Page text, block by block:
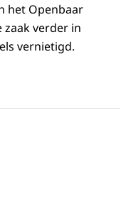
het Openbaar
verder in
vernietigd.